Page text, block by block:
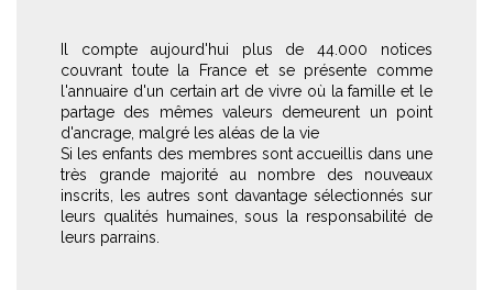
Il compte aujourd'hui plus de 44.000 notices
couvrant toute la France et se présente comme
l'annuaire d'un certain art de vivre où la famille et le
partage des mêmes valeurs demeurent un point
d'ancrage, malgré les aléas de la vie
Si les enfants des membres sont accueillis dans une
très grande majorité au nombre des nouveaux
inscrits, les autres sont davantage sélectionnés sur
leurs qualités humaines, sous la responsabilité de
leurs parrains.